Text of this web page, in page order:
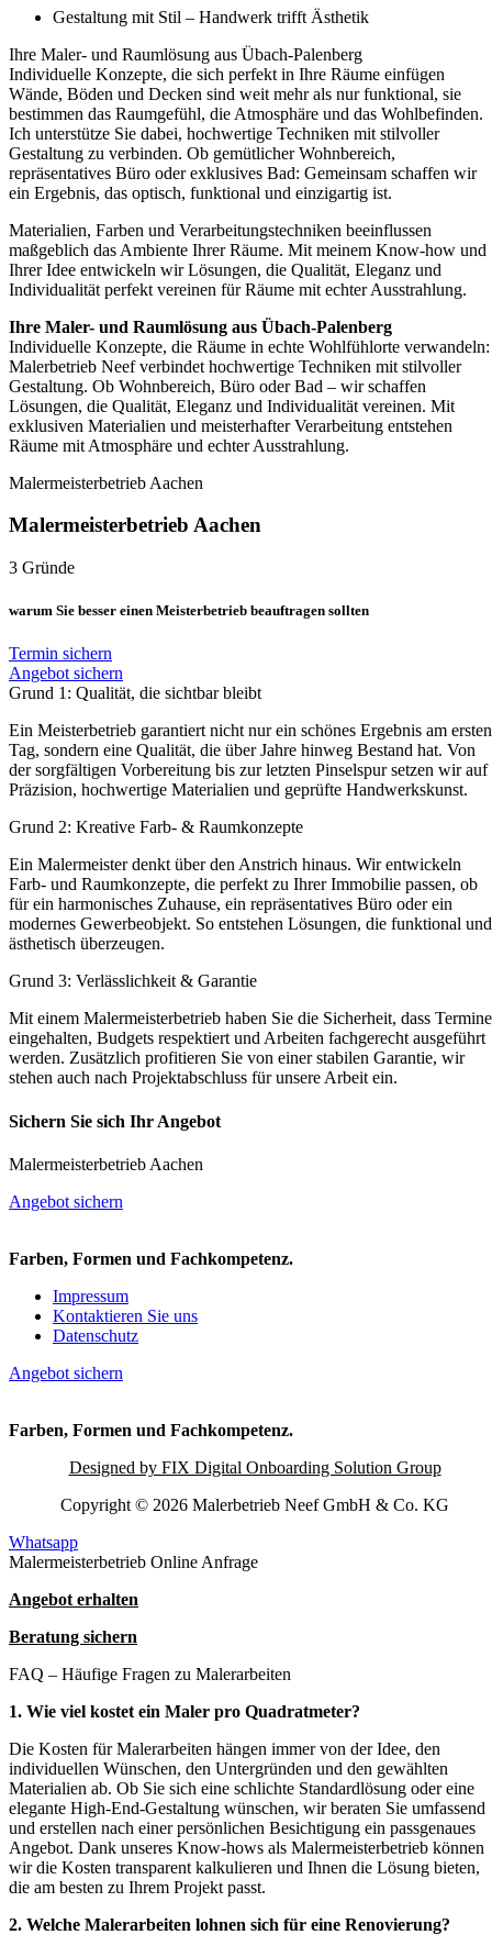
Gestaltung mit Stil – Handwerk trifft Ästhetik
Ihre Maler- und Raumlösung aus Übach-Palenberg
Individuelle Konzepte, die sich perfekt in Ihre Räume einfügen
Wände, Böden und Decken sind weit mehr als nur funktional, sie
bestimmen das Raumgefühl, die Atmosphäre und das Wohlbefinden.
Ich unterstütze Sie dabei, hochwertige Techniken mit stilvoller
Gestaltung zu verbinden. Ob gemütlicher Wohnbereich,
repräsentatives Büro oder exklusives Bad: Gemeinsam schaffen wir
ein Ergebnis, das optisch, funktional und einzigartig ist.
Materialien, Farben und Verarbeitungstechniken beeinflussen
maßgeblich das Ambiente Ihrer Räume. Mit meinem Know-how und
Ihrer Idee entwickeln wir Lösungen, die Qualität, Eleganz und
Individualität perfekt vereinen für Räume mit echter Ausstrahlung.
Ihre Maler- und Raumlösung aus Übach-Palenberg
Individuelle Konzepte, die Räume in echte Wohlfühlorte verwandeln:
Malerbetrieb Neef verbindet hochwertige Techniken mit stilvoller
Gestaltung. Ob Wohnbereich, Büro oder Bad – wir schaffen
Lösungen, die Qualität, Eleganz und Individualität vereinen. Mit
exklusiven Materialien und meisterhafter Verarbeitung entstehen
Räume mit Atmosphäre und echter Ausstrahlung.
Malermeisterbetrieb Aachen
Malermeisterbetrieb Aachen
3 Gründe
warum Sie besser einen Meisterbetrieb beauftragen sollten
Termin sichern
Angebot sichern
Grund 1: Qualität, die sichtbar bleibt
Ein Meisterbetrieb garantiert nicht nur ein schönes Ergebnis am ersten
Tag, sondern eine Qualität, die über Jahre hinweg Bestand hat. Von
der sorgfältigen Vorbereitung bis zur letzten Pinselspur setzen wir auf
Präzision, hochwertige Materialien und geprüfte Handwerkskunst.
Grund 2: Kreative Farb- & Raumkonzepte
Ein Malermeister denkt über den Anstrich hinaus. Wir entwickeln
Farb- und Raumkonzepte, die perfekt zu Ihrer Immobilie passen, ob
für ein harmonisches Zuhause, ein repräsentatives Büro oder ein
modernes Gewerbeobjekt. So entstehen Lösungen, die funktional und
ästhetisch überzeugen.
Grund 3: Verlässlichkeit & Garantie
Mit einem Malermeisterbetrieb haben Sie die Sicherheit, dass Termine
eingehalten, Budgets respektiert und Arbeiten fachgerecht ausgeführt
werden. Zusätzlich profitieren Sie von einer stabilen Garantie, wir
stehen auch nach Projektabschluss für unsere Arbeit ein.
Sichern Sie sich Ihr Angebot
Malermeisterbetrieb Aachen
Angebot sichern
Farben, Formen und Fachkompetenz.
Impressum
Kontaktieren Sie uns
Datenschutz
Angebot sichern
Farben, Formen und Fachkompetenz.
Designed by FIX Digital Onboarding Solution Group
Copyright © 2026 Malerbetrieb Neef GmbH & Co. KG
Whatsapp
Malermeisterbetrieb Online Anfrage
Angebot erhalten
Beratung sichern
FAQ – Häufige Fragen zu Malerarbeiten
1. Wie viel kostet ein Maler pro Quadratmeter?
Die Kosten für Malerarbeiten hängen immer von der Idee, den
individuellen Wünschen, den Untergründen und den gewählten
Materialien ab. Ob Sie sich eine schlichte Standardlösung oder eine
elegante High-End-Gestaltung wünschen, wir beraten Sie umfassend
und erstellen nach einer persönlichen Besichtigung ein passgenaues
Angebot. Dank unseres Know-hows als Malermeisterbetrieb können
wir die Kosten transparent kalkulieren und Ihnen die Lösung bieten,
die am besten zu Ihrem Projekt passt.
2. Welche Malerarbeiten lohnen sich für eine Renovierung?